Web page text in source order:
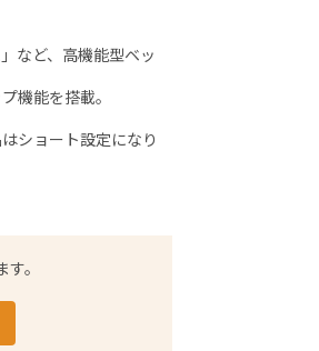
など、高機能型ベッ
機能を搭載。
ショート設定になり
。